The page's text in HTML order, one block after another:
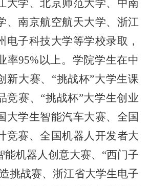
大学、北京师范大学、中南
、南京航空航天大学、浙江
电子科技大学等学校录取，
率95% 以上。学院学生在中
新大赛、 “挑战杯”大学生课
竞赛、“挑战杯”大学生创业
大学生智能汽车大赛、全国
竞赛、全国机器人开发者大
机器人创意大赛、 “西门子
挑战赛、 浙江省大学生电子